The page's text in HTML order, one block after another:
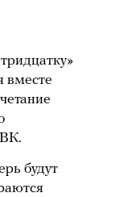
вместе
будут